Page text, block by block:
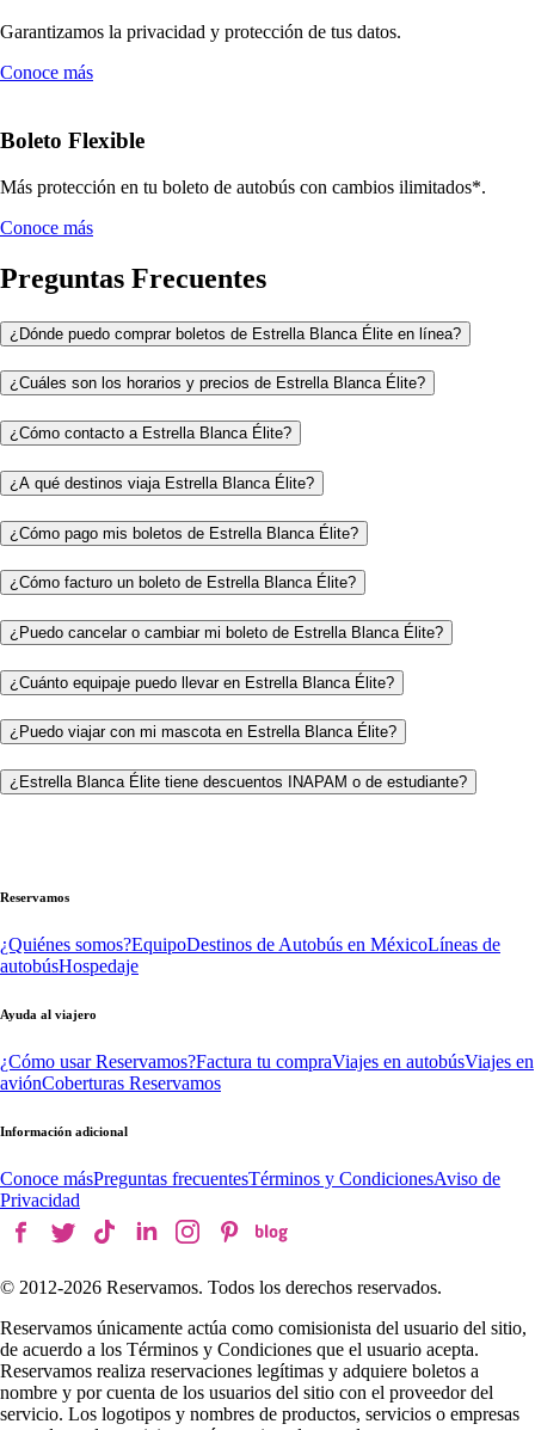
Garantizamos la privacidad y protección de tus datos.
Conoce más
Boleto Flexible
Más protección en tu boleto de autobús con cambios ilimitados*.
Conoce más
Preguntas Frecuentes
¿Dónde puedo comprar boletos de Estrella Blanca Élite en línea?
¿Cuáles son los horarios y precios de Estrella Blanca Élite?
¿Cómo contacto a Estrella Blanca Élite?
¿A qué destinos viaja Estrella Blanca Élite?
¿Cómo pago mis boletos de Estrella Blanca Élite?
¿Cómo facturo un boleto de Estrella Blanca Élite?
¿Puedo cancelar o cambiar mi boleto de Estrella Blanca Élite?
¿Cuánto equipaje puedo llevar en Estrella Blanca Élite?
¿Puedo viajar con mi mascota en Estrella Blanca Élite?
¿Estrella Blanca Élite tiene descuentos INAPAM o de estudiante?
Reservamos
¿Quiénes somos?EquipoDestinos de Autobús en MéxicoLíneas de
autobúsHospedaje
Ayuda al viajero
¿Cómo usar Reservamos?Factura tu compraViajes en autobúsViajes en
aviónCoberturas Reservamos
Información adicional
Conoce másPreguntas frecuentesTérminos y CondicionesAviso de
Privacidad
© 2012-2026 Reservamos. Todos los derechos reservados.
Reservamos únicamente actúa como comisionista del usuario del sitio,
de acuerdo a los Términos y Condiciones que el usuario acepta.
Reservamos realiza reservaciones legítimas y adquiere boletos a
nombre y por cuenta de los usuarios del sitio con el proveedor del
servicio. Los logotipos y nombres de productos, servicios o empresas